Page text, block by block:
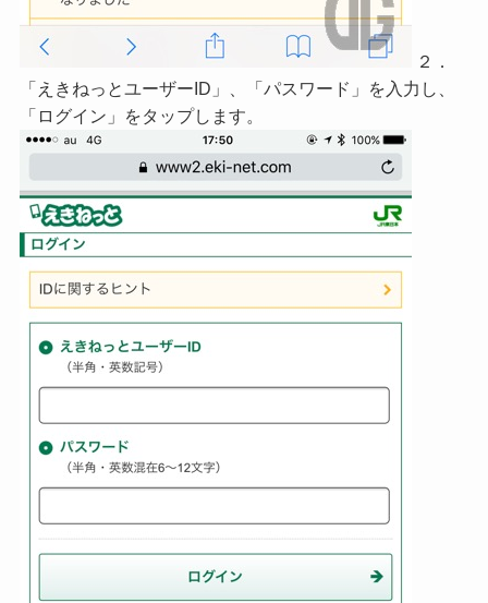
２．
「えきねっとユーザーID」、「パスワード」を入力し、
「ログイン」をタップします。